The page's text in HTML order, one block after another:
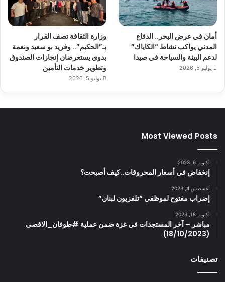
أمان في عرض البحر.. الدفاع
المدني يواكب نشاط “الكاياك”
لدعم البيئة والسياحة في صيدا
يوليو 5, 2026
وزارة الثقافة تصف القرار
بـ”الحكيم”.. وفريد بو سعيد ونعمة
بدوي يستعرضان إنجازات الصندوق
وتطوير خدمات التأمين
يوليو 5, 2026
Most Viewed Posts
أكتوبر 6, 2023
إنخفاض في أسعار المحروقات..كيف أصبحت؟
أغسطس 4, 2023
إضراب مفتوح لموظفي “تلفزيون لبنان”
أكتوبر 18, 2023
مباشر – آخر المستجدات في غزة ضمن عملية #طوفان_الاقصى
(18/10/2023)
تصنيفات